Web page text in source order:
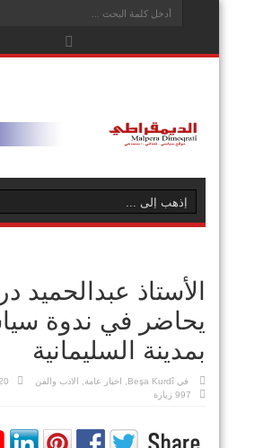
الأستاذ عبدالحميد
يحاضر في ندوة
بمدينة السليمانية
في Beşa Kurdî اخبار عامة الادب والفن
997 زيارة